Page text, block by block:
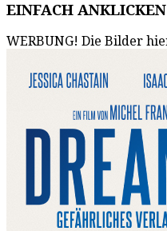
EINFACH
WERBUNG! Die Bilder